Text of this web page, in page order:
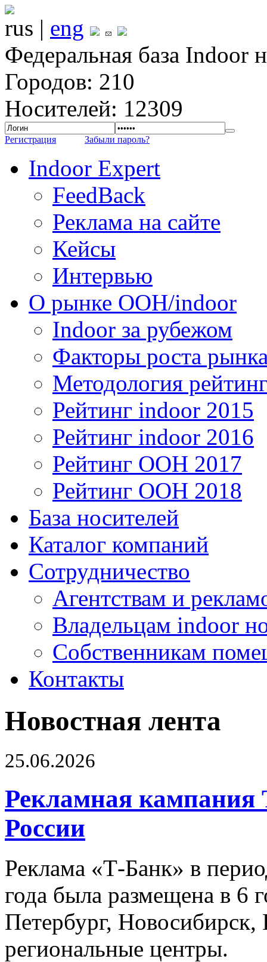
rus | eng
Федеральная база Indoor
Городов: 210
Носителей: 12309
Регистрация Забыли пароль?
Indoor Expert
FeedBack
Реклама на сайте
Кейсы
Интервью
О рынке OOH/indoor
Indoor за рубежом
Факторы роста
Методология
Рейтинг indoor 2015
Рейтинг indoor 2016
Рейтинг OOH 2017
Рейтинг OOH 2018
База носителей
Каталог компаний
Сотрудничество
Агентствам и
Владельцам indoor
Собственникам
Контакты
Новостная лента
25.06.2026
Рекламная кампания
России
Реклама «Т-Банк» в
года была размещена в 6
Петербург,
региональные центры.